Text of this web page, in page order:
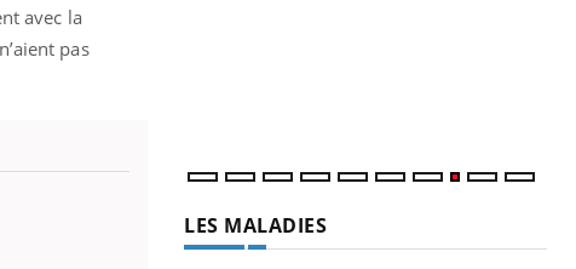
avec la
pas
LES MALADIES